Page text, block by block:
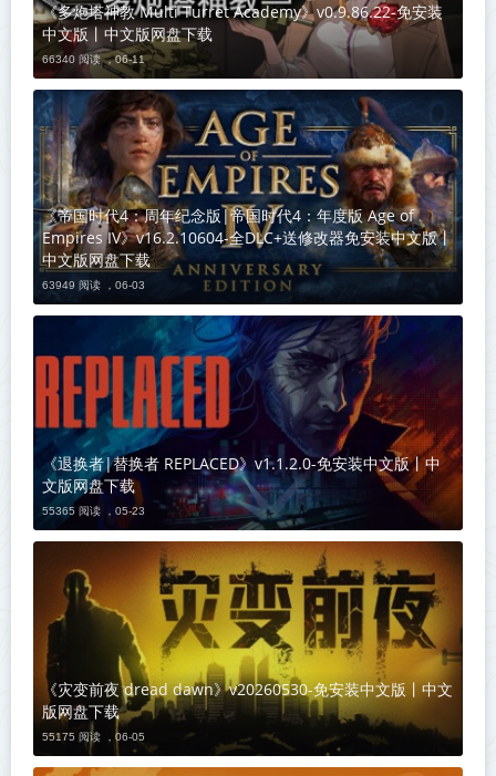
《多炮塔神教 Multi Turret Academy》v0.9.86.22-免安装
中文版丨中文版网盘下载
66340 阅读 ，06-11
《帝国时代4：周年纪念版|帝国时代4：年度版 Age of
Empires IV》v16.2.10604-全DLC+送修改器免安装中文版丨
中文版网盘下载
63949 阅读 ， 06-03
《退换者|替换者 REPLACED》v1.1.2.0-免安装中文版丨中
文版网盘下载
55365 阅读 ， 05-23
《灾变前夜 dread dawn》v20260530-免安装中文版丨中文
版网盘下载
55175 阅读 ， 06-05